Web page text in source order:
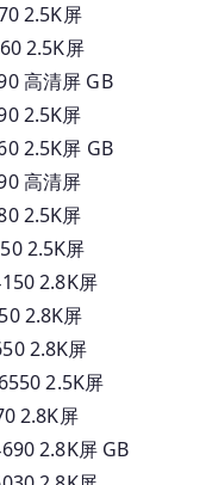
屏
屏
清屏 GB
屏
屏 GB
清屏
屏
2.5K屏
2.8K屏
屏
2.8K屏
2.5K屏
屏
2.8K屏 GB